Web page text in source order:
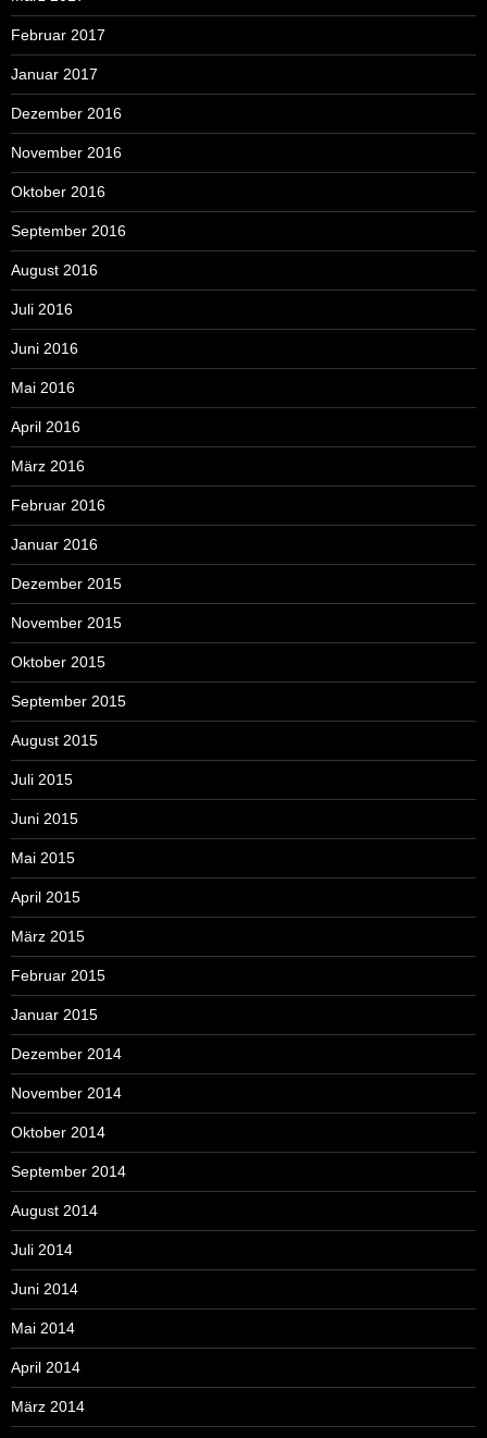
Februar 2017
Januar 2017
Dezember 2016
November 2016
Oktober 2016
September 2016
August 2016
Juli 2016
Juni 2016
Mai 2016
April 2016
März 2016
Februar 2016
Januar 2016
Dezember 2015
November 2015
Oktober 2015
September 2015
August 2015
Juli 2015
Juni 2015
Mai 2015
April 2015
März 2015
Februar 2015
Januar 2015
Dezember 2014
November 2014
Oktober 2014
September 2014
August 2014
Juli 2014
Juni 2014
Mai 2014
April 2014
März 2014